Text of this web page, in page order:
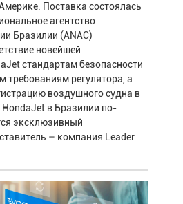
Поставка состоялась
агентство
Бразилии (ANAC)
новейшей
стандартам безопасности
требованиям регулятора, а
воздушного судна в
в Бразилии по-
эксклюзивный
– компания Leader